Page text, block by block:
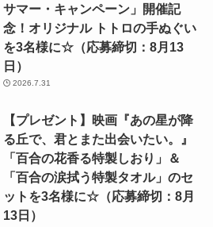
サマー・キャンペーン」開催記
念！オリジナル トトロの手ぬぐい
を3名様に☆（応募締切：8月13
日）
2026.7.31
【プレゼント】映画『あの星が降
る丘で、君とまた出会いたい。』
「百合の花香る特製しおり」＆
「百合の涙拭う特製タオル」のセ
ットを3名様に☆（応募締切：8月
13日）